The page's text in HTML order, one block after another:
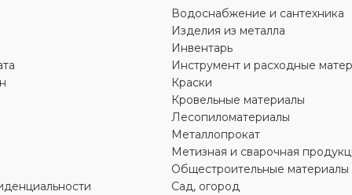
л
полиэтилен
ОБЪЕМ
ЦВЕТ черный
МАТЕРИАЛ
Водоснабжение и сантехника
Изделия из металла
Инвентарь
Инструмент и расходные
Краски
Кровельные материалы
Лесопиломатериалы
Металлопрокат
Метизная и сварочная
Общестроительные материалы
Сад, огород